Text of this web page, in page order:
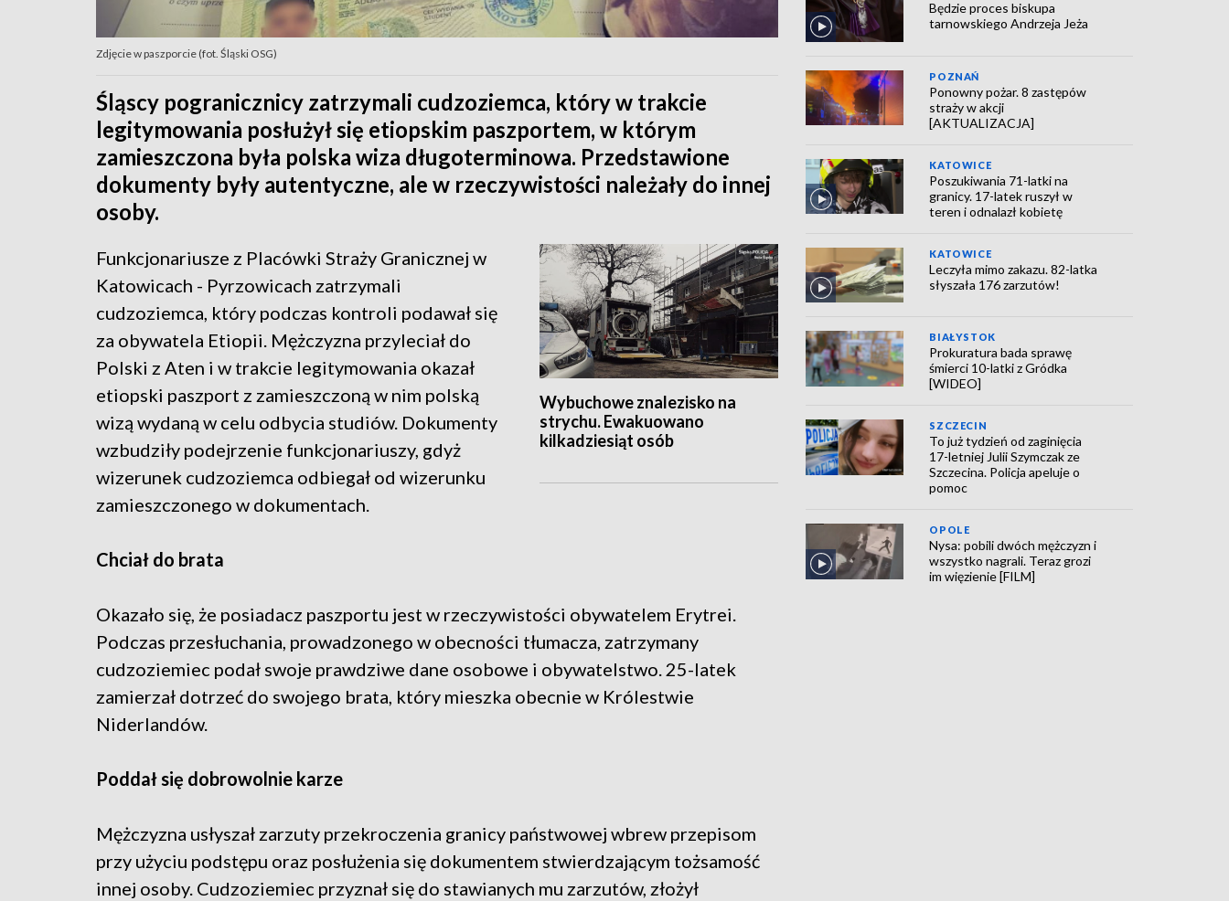
Zdjęcie w paszporcie (fot. Śląski OSG)
Śląscy pogranicznicy zatrzymali cudzoziemca, który w trakcie
legitymowania posłużył się etiopskim paszportem, w którym
zamieszczona była polska wiza długoterminowa. Przedstawione
dokumenty były autentyczne, ale w rzeczywistości należały do innej
osoby.
Wybuchowe znalezisko na
strychu. Ewakuowano
kilkadziesiąt osób
Funkcjonariusze z Placówki Straży Granicznej w
Katowicach - Pyrzowicach zatrzymali
cudzoziemca, który podczas kontroli podawał się
za obywatela Etiopii. Mężczyzna przyleciał do
Polski z Aten i w trakcie legitymowania okazał
etiopski paszport z zamieszczoną w nim polską
wizą wydaną w celu odbycia studiów. Dokumenty
wzbudziły podejrzenie funkcjonariuszy, gdyż
wizerunek cudzoziemca odbiegał od wizerunku
zamieszczonego w dokumentach.
Chciał do brata
Okazało się, że posiadacz paszportu jest w rzeczywistości obywatelem Erytrei.
Podczas przesłuchania, prowadzonego w obecności tłumacza, zatrzymany
cudzoziemiec podał swoje prawdziwe dane osobowe i obywatelstwo. 25-latek
zamierzał dotrzeć do swojego brata, który mieszka obecnie w Królestwie
Niderlandów.
Poddał się dobrowolnie karze
Mężczyzna usłyszał zarzuty przekroczenia granicy państwowej wbrew przepisom
przy użyciu podstępu oraz posłużenia się dokumentem stwierdzającym tożsamość
innej osoby. Cudzoziemiec przyznał się do stawianych mu zarzutów, złożył
Będzie proces biskupa
tarnowskiego Andrzeja Jeża
POZNAŃ
Ponowny pożar. 8 zastępów
straży w akcji
[AKTUALIZACJA]
KATOWICE
Poszukiwania 71-latki na
granicy. 17-latek ruszył w
teren i odnalazł kobietę
KATOWICE
Leczyła mimo zakazu. 82-latka
słyszała 176 zarzutów!
BIAŁYSTOK
Prokuratura bada sprawę
śmierci 10-latki z Gródka
[WIDEO]
SZCZECIN
To już tydzień od zaginięcia
17-letniej Julii Szymczak ze
Szczecina. Policja apeluje o
pomoc
OPOLE
Nysa: pobili dwóch mężczyzn i
wszystko nagrali. Teraz grozi
im więzienie [FILM]